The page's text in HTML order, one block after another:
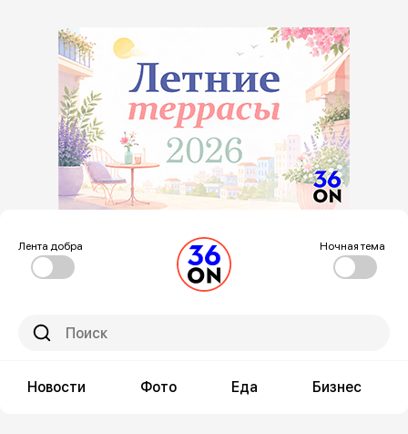
Лента добра Ночная тема
Новости Фото Еда Бизнес